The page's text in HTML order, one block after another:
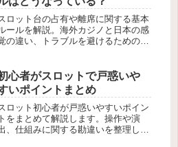
ロット台の占有や離席に関する基本
ールを解説。海外カジノと日本の感
の違い、トラブルを避けるための注
心者がスロットで戸惑いや
いポイントまとめ
ロット初心者が戸惑いやすいポイン
トをまとめて解説します。操作や演
、仕組みに関する勘違いを整理し、